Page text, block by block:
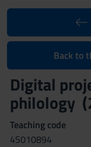
Back to
Digital
philology
Teaching code
4S010894